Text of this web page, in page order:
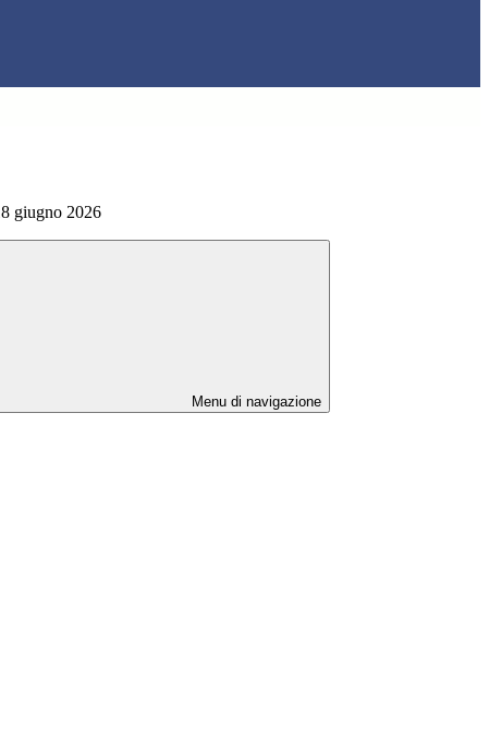
giugno 2026
Menu di navigazione